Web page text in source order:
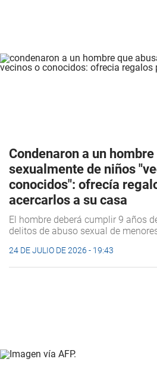
Condenaron a un
sexualmente de niños
conocidos": ofrecía
acercarlos a su casa
El hombre deberá cumplir 9 años
delitos de abuso sexual de
24 DE JULIO DE 2026 - 19:43